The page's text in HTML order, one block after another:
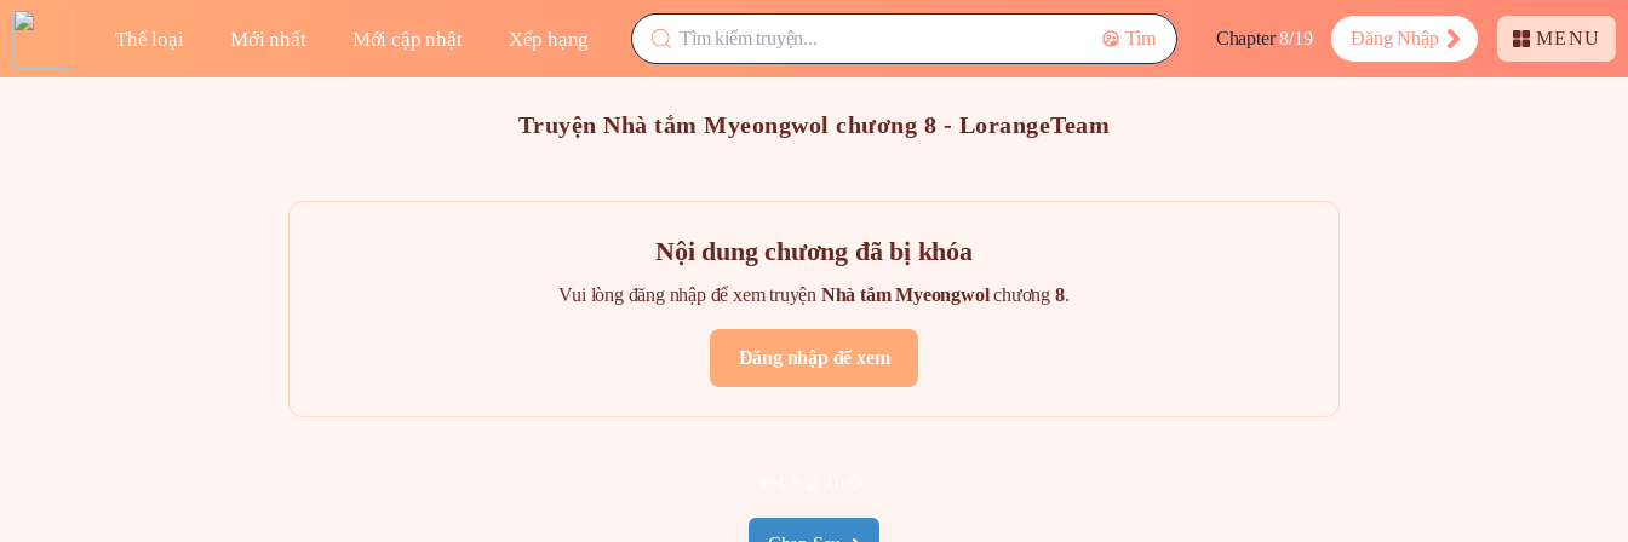
Thể loại Mới nhất Mới cập nhật Xếp hạng Tìm Chapter 8/19 Đăng Nhập MENU
Truyện Nhà tắm Myeongwol chương 8 - LorangeTeam
Nội dung chương đã bị khóa
Vui lòng đăng nhập để xem truyện Nhà tắm Myeongwolchương 8.
Đăng nhập để xem